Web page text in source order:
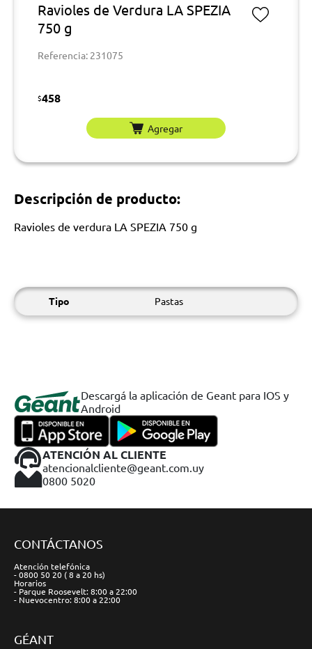
Ravioles de Verdura LA SPEZIA
750 g
Referencia: 231075
$458
Agregar
Descripción de producto:
Ravioles de verdura LA SPEZIA 750 g
Tipo Pastas
Descargá la aplicación de Geant para IOS y
Android
ATENCIÓN AL CLIENTE
atencionalcliente@geant.com.uy
0800 5020
CONTÁCTANOS
Atención telefónica
- 0800 50 20 ( 8 a 20 hs)
Horarios
- Parque Roosevelt: 8:00 a 22:00
- Nuevocentro: 8:00 a 22:00
GÉANT